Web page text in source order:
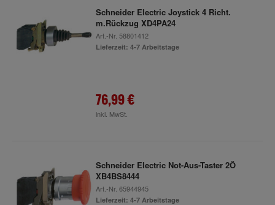
Schneider Electric Joystick 4 Richt.
m.Rückzug XD4PA24
Art.-Nr. 58801412
Lieferzeit: 4-7 Arbeitstage
76,99 €
inkl. MwSt.
Schneider Electric Not-Aus-Taster 2Ö
XB4BS8444
Art.-Nr. 65944945
Lieferzeit: 4-7 Arbeitstage